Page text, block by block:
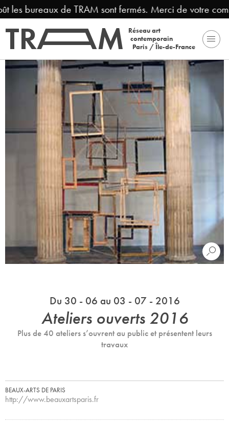
les bureaux de TRAM sont fermés. Merci de votre
Réseau art
contemporain
Paris / Île-de-France
Du 30 - 06 au 03 - 07 - 2016
Ateliers ouverts 2016
Plus de 40 ateliers s’ouvrent au public et présentent leurs
travaux
BEAUX-ARTS DE PARIS
http://www.beauxartsparis.fr